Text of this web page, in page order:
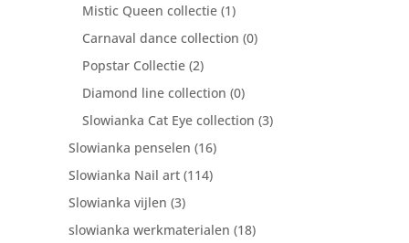
Mistic Queen collectie (1)
Carnaval dance collection (0)
Popstar Collectie (2)
Diamond line collection (0)
Slowianka Cat Eye collection (3)
Slowianka penselen (16)
Slowianka Nail art (114)
Slowianka vijlen (3)
slowianka werkmaterialen (18)